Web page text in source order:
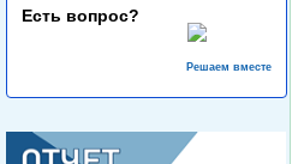
Есть вопрос?
Решаем вместе